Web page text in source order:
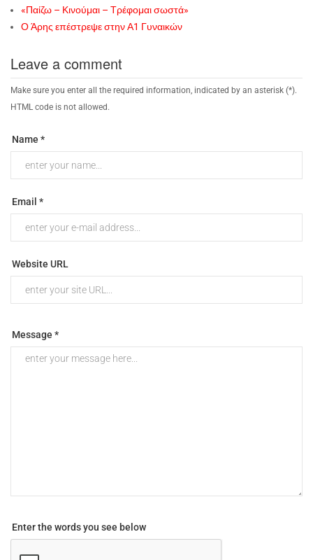
«Παίζω – Κινούμαι – Τρέφομαι σωστά»
Ο Άρης επέστρεψε στην Α1 Γυναικών
Leave a comment
Make sure you enter all the required information, indicated by an asterisk (*).
HTML code is not allowed.
Name *
Email *
Website URL
Message *
Enter the words you see below